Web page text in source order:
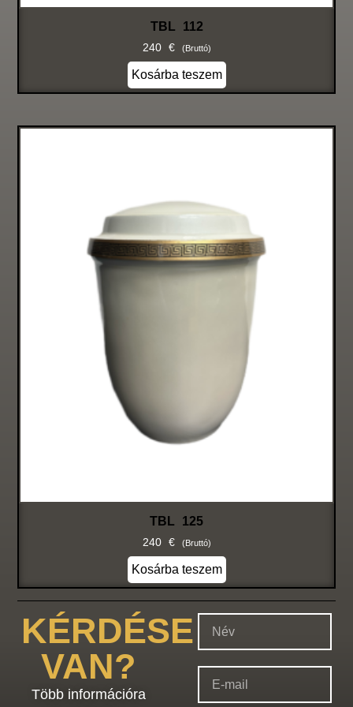
TBL 112
240 € (bruttó)
Kosárba teszem
TBL 125
240 € (bruttó)
Kosárba teszem
KÉRDÉSE
VAN?
Több információra